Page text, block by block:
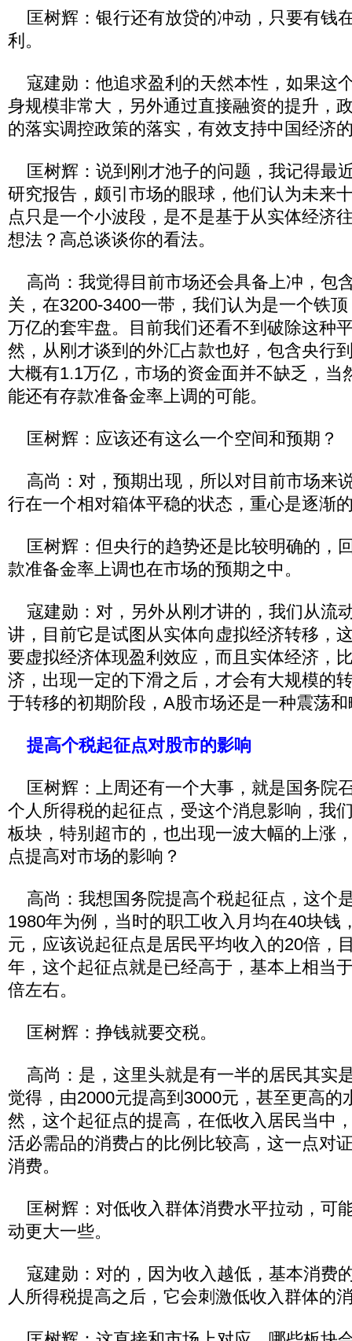
匡树辉：银行还有放贷的冲动，只要有钱
利。
寇建勋：他追求盈利的天然本性，如果这
身规模非常大，另外通过直接融资的提升，
的落实调控政策的落实，有效支持中国经济
匡树辉：说到刚才池子的问题，我记得最
研究报告，颇引市场的眼球，他们认为未来
点只是一个小波段，是不是基于从实体经济
想法？高总谈谈你的看法。
高尚：我觉得目前市场还会具备上冲，包
关，在3200-3400一带，我们认为是一个铁
万亿的套牢盘。目前我们还看不到破除这种
然，从刚才谈到的外汇占款也好，包含央行
大概有1.1万亿，市场的资金面并不缺乏，当
能还有存款准备金率上调的可能。
匡树辉：应该还有这么一个空间和预期？
高尚：对，预期出现，所以对目前市场来
行在一个相对箱体平稳的状态，重心是逐渐
匡树辉：但央行的趋势还是比较明确的，
款准备金率上调也在市场的预期之中。
寇建勋：对，另外从刚才讲的，我们从流
讲，目前它是试图从实体向虚拟经济转移，
要虚拟经济体现盈利效应，而且实体经济，
济，出现一定的下滑之后，才会有大规模的
于转移的初期阶段，A股市场还是一种震荡
提高个税起征点对股市的影响
匡树辉：上周还有一个大事，就是国务院
个人所得税的起征点，受这个消息影响，我
板块，特别超市的，也出现一波大幅的上涨
点提高对市场的影响？
高尚：我想国务院提高个税起征点，这个
1980年为例，当时的职工收入月均在40块钱
元，应该说起征点是居民平均收入的20倍，
年，这个起征点就是已经高于，基本上相当
倍左右。
匡树辉：挣钱就要交税。
高尚：是，这里头就是有一半的居民其实
觉得，由2000元提高到3000元，甚至更高的
然，这个起征点的提高，在低收入居民当中
活必需品的消费占的比例比较高，这一点对
消费。
匡树辉：对低收入群体消费水平拉动，可
动更大一些。
寇建勋：对的，因为收入越低，基本消费
人所得税提高之后，它会刺激低收入群体的